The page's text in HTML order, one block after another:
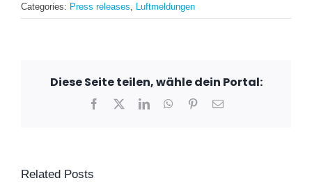
Categories: Press releases Luftmeldungen
Diese Seite teilen, wähle dein Portal:
Facebook LinkedInWhatsApp
PinterestEmail
Related Posts